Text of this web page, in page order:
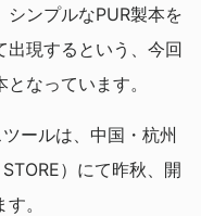
ンプルなPUR製本を
出現するという、今回
なっています。
ールは、中国・杭州
）にて昨秋、開
。